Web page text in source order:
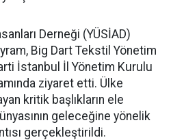
Derneği (YÜSİAD)
Big Dart Tekstil Yönetim
İstanbul İl Yönetim Kurulu
ziyaret etti. Ülke
kritik başlıkların ele
geleceğine yönelik
gerçekleştirildi.